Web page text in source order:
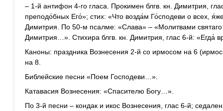
– 1-й антифон 4-го гласа. Прокимен блгв. кн. Димитрия,
преподо́бных Его́»; стих: «Что возда́м Го́сподеви о всех,
Димитрия. По 50-м псалме: «Слава» – «Молитвами святаго
Димитрия…». Стихира блгв. кн. Димитрия, глас 6-й: «Егда́
Каноны: праздника Вознесения 2-й со ирмосом на 6
на 8.
Библейские песни «Поем Господеви…».
Катавасия Вознесения: «Спасителю Богу…».
По 3-й песни – кондак и икос Вознесения, глас 6-й;